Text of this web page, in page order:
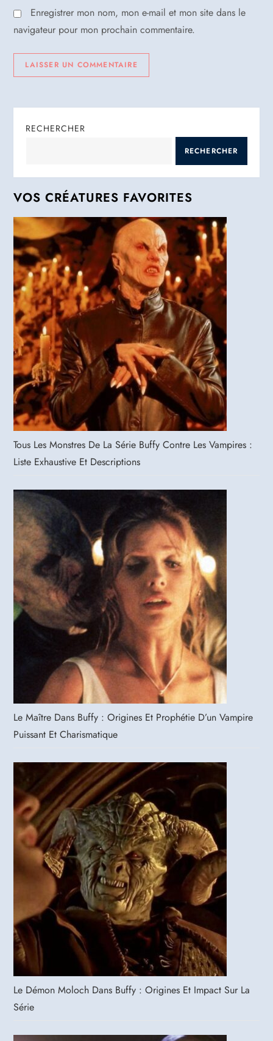
e
Enregistrer mon nom, mon e-mail et mon site dans le
navigateur pour mon prochain commentaire.
RECHERCHER
RECHERCHER
VOS CRÉATURES FAVORITES
Tous Les Monstres De La Série Buffy Contre Les Vampires :
Liste Exhaustive Et Descriptions
Le Maître Dans Buffy : Origines Et Prophétie D’un Vampire
Puissant Et Charismatique
Le Démon Moloch Dans Buffy : Origines Et Impact Sur La
Série